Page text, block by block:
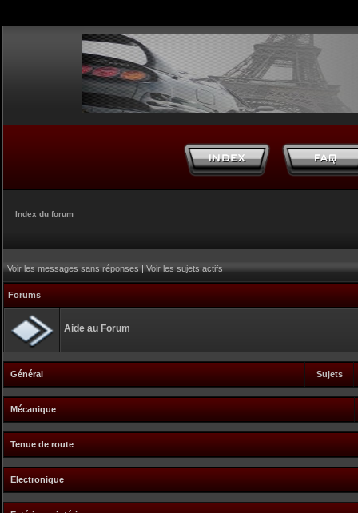
Index du forum
Voir les messages sans réponses|Voir les sujets actifs
Forums
Aide au Forum
Général Sujets
Mécanique
Tenue de route
Electronique